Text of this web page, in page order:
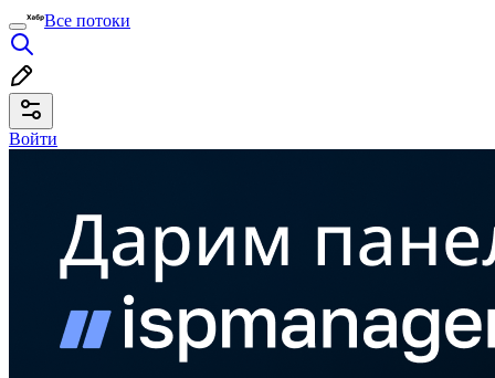
Все потоки
Войти